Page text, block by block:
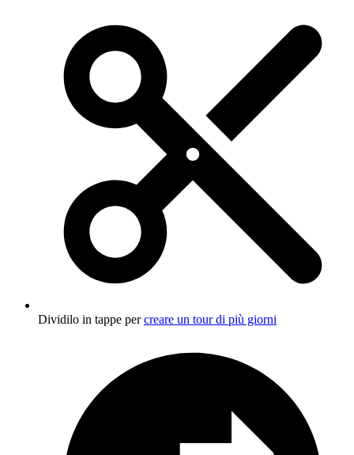
Dividilo in tappe percreare un tour di più giorni